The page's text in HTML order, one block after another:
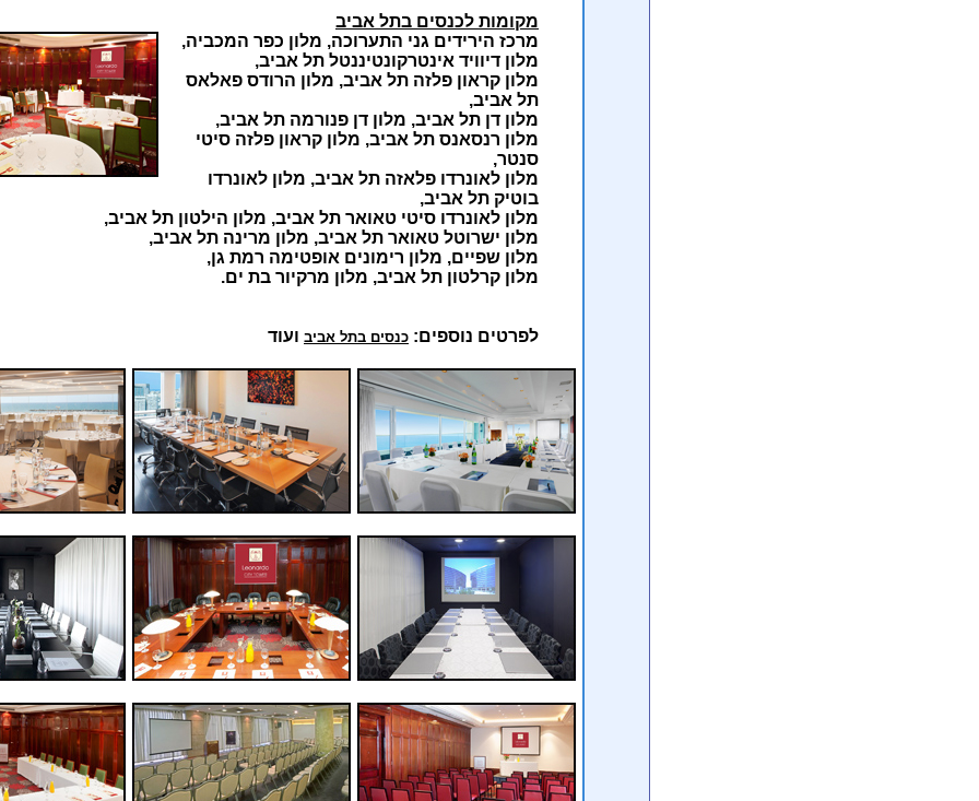
מקומות לכנסים בתל אביב
מרכז הירידים גני התערוכה, מלון כפר המכביה,
מלון דיוויד אינטרקונטיננטל תל אביב,
מלון קראון פלזה תל אביב, מלון הרודס פאלאס
תל אביב,
מלון דן תל אביב, מלון דן פנורמה תל אביב,
מלון רנסאנס תל אביב, מלון קראון פלזה סיטי
סנטר,
מלון לאונרדו פלאזה תל אביב, מלון לאונרדו
בוטיק תל אביב,
מלון לאונרדו סיטי טאואר תל אביב, מלון הילטון תל אביב,
מלון ישרוטל טאואר תל אביב, מלון מרינה תל אביב,
מלון שפיים, מלון רימונים אופטימה רמת גן,
מלון קרלטון תל אביב, מלון מרקיור בת ים.
לפרטים נוספים: כנסים בתל אביב ועוד